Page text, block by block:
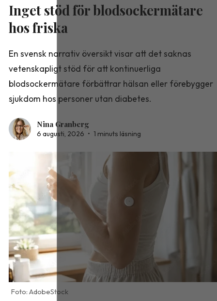
Inget stöd för blodsockermätare
hos friska
En svensk narrativ översikt visar att det saknas
vetenskapligt stöd för att kontinuerliga
blodsockermätare förbättrar hälsan eller förebygger
sjukdom hos personer utan diabetes.
Nina Granberg
6 augusti, 2026 • 1 minuts läsning
AdobeStock